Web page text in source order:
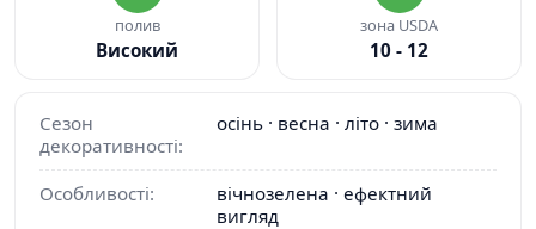
полив
Високий
зона USDA
10 - 12
Сезон
декоративності:
осінь · весна · літо · зима
Особливості:
вічнозелена · ефектний
вигляд